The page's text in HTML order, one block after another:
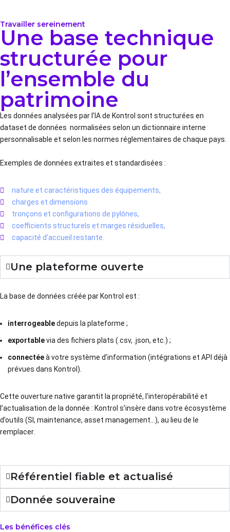
Travailler sereinement
Une base technique
structurée pour
l’ensemble du
patrimoine
Les données analysées par l’IA de Kontrol sont structurées en
dataset de données normalisées selon un dictionnaire interne
personnalisable et selon les normes réglementaires de chaque pays.
Exemples de données extraites et standardisées :
nature et caractéristiques des équipements,
charges et dimensions
tronçons et configurations de pylônes,
coefficients structurels et marges résiduelles,
capacité d’accueil restante.
Une plateforme ouverte
La base de données créée par Kontrol est :
interrogeabledepuis la plateforme ;
exportablevia des fichiers plats (.csv, .json, etc.) ;
connectéeà votre système d’information (intégrations et API déjà
prévues dans Kontrol).
Cette ouverture native garantit la propriété, l’interopérabilité et
l’actualisation de la donnée : Kontrol s’insère dans votre écosystème
d’outils (SI, maintenance, asset management…), au lieu de le
remplacer.
Référentiel fiable et actualisé
Donnée souveraine
Les bénéfices clés